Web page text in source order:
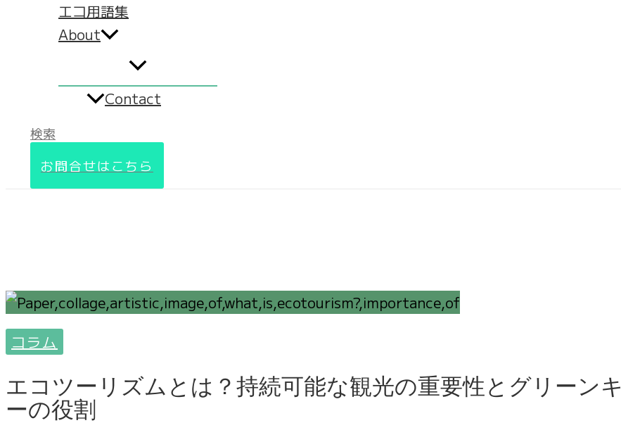
エコ用語集
About
Contact
検索
お問合せはこちら
コラム
エコツーリズムとは？持続可能な観光の重要性とグリーンキ
ーの役割